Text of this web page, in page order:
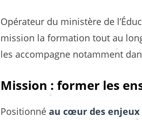
Opérateur du ministère de
mission la formation tout au
les accompagne notamment
Mission : former les
Positionné au cœur des